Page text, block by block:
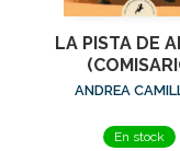
LA PISTA DE
ANDREA
En stock